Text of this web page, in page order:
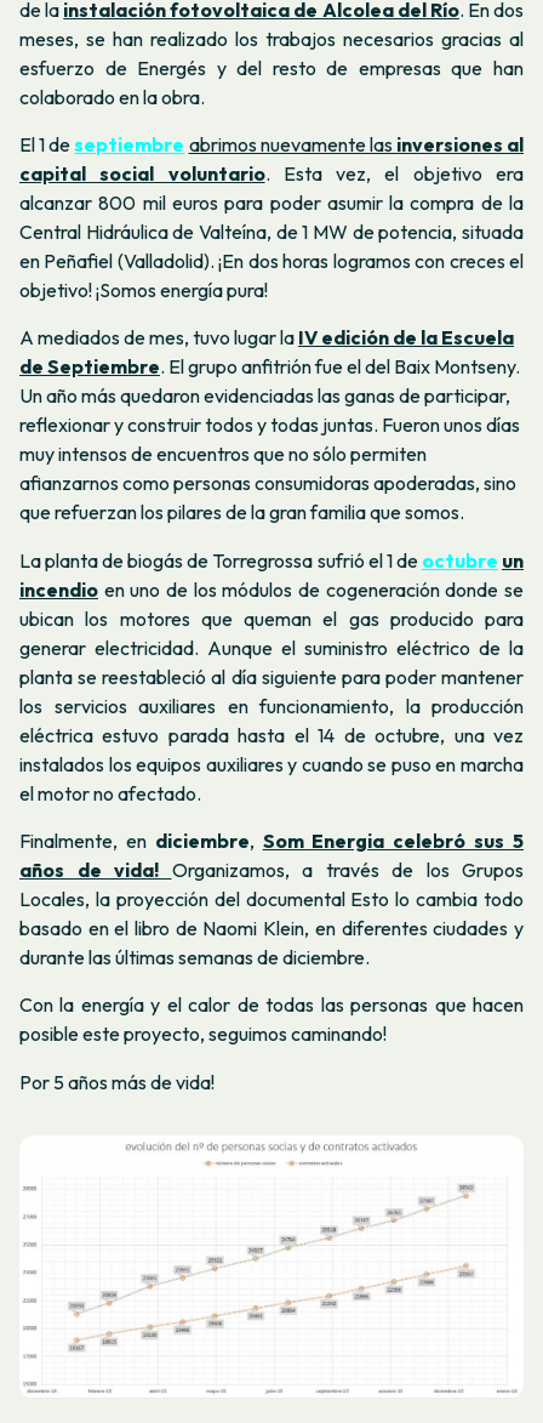
de la instalación fotovoltaica de Alcolea del Río. En dos
meses, se han realizado los trabajos necesarios gracias al
esfuerzo de Energés y del resto de empresas que han
colaborado en la obra.
El 1 deseptiembre abrimos nuevamente las inversiones al
capital social voluntario. Esta vez, el objetivo era
alcanzar 800 mil euros para poder asumir la compra de la
Central Hidráulica de Valteína, de 1 MW de potencia, situada
en Peñafiel (Valladolid). ¡En dos horas logramos con creces el
objetivo! ¡Somos energía pura!
A mediados de mes, tuvo lugar la IV edición de la Escuela
de Septiembre. El grupo anfitrión fue el del Baix Montseny.
Un año más quedaron evidenciadas las ganas de participar,
reflexionar y construir todos y todas juntas. Fueron unos días
muy intensos de encuentros que no sólo permiten
afianzarnos como personas consumidoras apoderadas, sino
que refuerzan los pilares de la gran familia que somos.
La planta de biogás de Torregrossa sufrió el 1 de octubre un
incendio en uno de los módulos de cogeneración donde se
ubican los motores que queman el gas producido para
generar electricidad. Aunque el suministro eléctrico de la
planta se reestableció al día siguiente para poder mantener
los servicios auxiliares en funcionamiento, la producción
eléctrica estuvo parada hasta el 14 de octubre, una vez
instalados los equipos auxiliares y cuando se puso en marcha
el motor no afectado.
Finalmente, en diciembre, Som Energia celebró sus 5
años de vida! Organizamos, a través de los Grupos
Locales, la proyección del documental Esto lo cambia todo
basado en el libro de Naomi Klein, en diferentes ciudades y
durante las últimas semanas de diciembre.
Con la energía y el calor de todas las personas que hacen
posible este proyecto, seguimos caminando!
Por 5 años más de vida!